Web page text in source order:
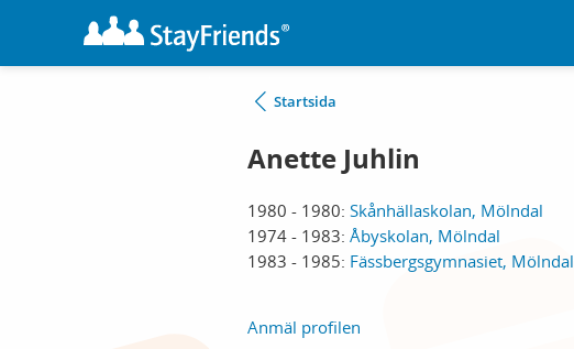
Startsida
Anette Juhlin
1980 - 1980: Skånhällaskolan, Mölndal
1974 - 1983: Åbyskolan, Mölndal
1983 - 1985: Fässbergsgymnasiet, Mölndal
Anmäl profilen